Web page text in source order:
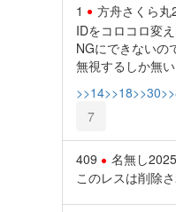
1
方舟さくら丸
IDをコロコロ変
NGにできないの
無視するしか無
>>14>>18>>30
7
409 名無し
このレスは削除